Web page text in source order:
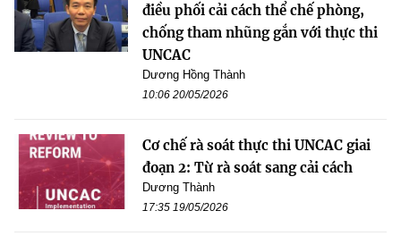
điều phối cải cách thể chế phòng,
chống tham nhũng gắn với thực thi
UNCAC
Dương Hồng Thành
10:06 20/05/2026
Cơ chế rà soát thực thi UNCAC giai
đoạn 2: Từ rà soát sang cải cách
Dương Thành
17:35 19/05/2026